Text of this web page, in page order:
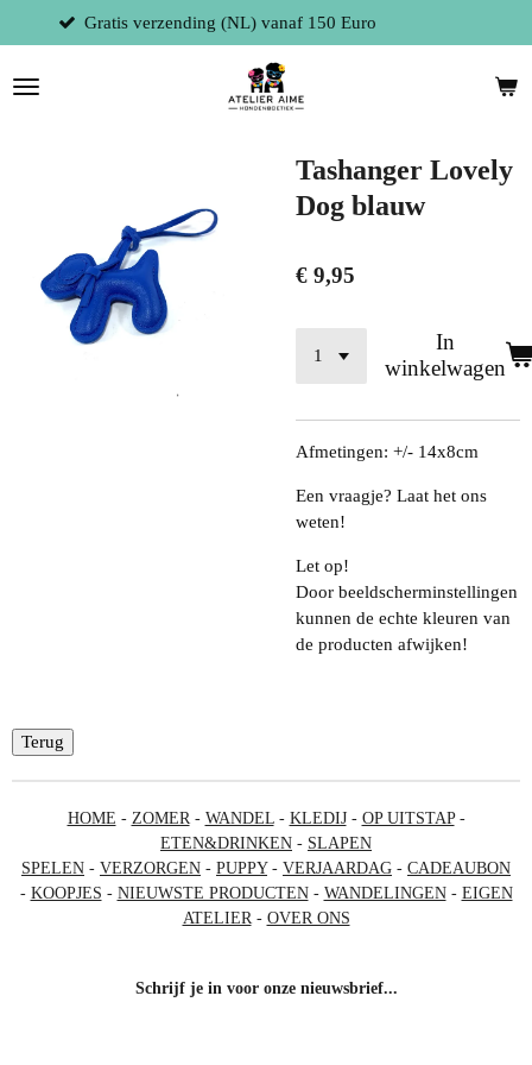
direct
naar
de
vanaf 150 Euro
Tashanger Lovely
Dog blauw
€ 9,95
In
winkelwagen
Afmetingen: +/- 14x8cm
Een vraagje? Laat het ons
weten!
Let op!
Door beeldscherminstellingen
kunnen de echte kleuren van
de producten afwijken!
Terug
HOME - ZOMER- WANDEL- KLEDIJ- OP UITSTAP-
ETEN&DRINKEN - SLAPEN
SPELEN - VERZORGEN - PUPPY- VERJAARDAG - CADEAUBON
- KOOPJES - NIEUWSTE PRODUCTEN- WANDELINGEN- EIGEN
ATELIER- OVER ONS
Schrijf je in voor onze nieuwsbrief...